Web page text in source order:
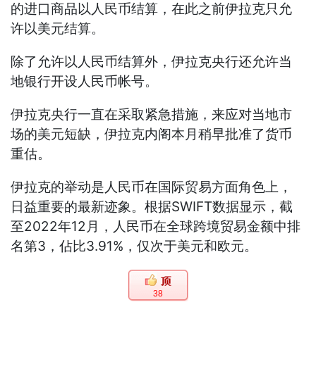
的进口商品以人民币结算，在此之前伊拉克只允
许以美元结算。
除了允许以人民币结算外，伊拉克央行还允许当
地银行开设人民币帐号。
伊拉克央行一直在采取紧急措施，来应对当地市
场的美元短缺，伊拉克内阁本月稍早批准了货币
重估。
伊拉克的举动是人民币在国际贸易方面角色上，
日益重要的最新迹象。根据SWIFT数据显示，截
至2022年12月，人民币在全球跨境贸易金额中排
名第3，佔比3.91%，仅次于美元和欧元。
38